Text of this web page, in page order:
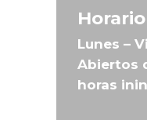
Lunes –
Abiertos
horas